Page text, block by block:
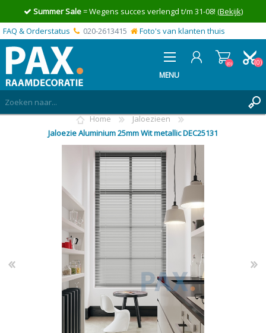
Summer Sale= Wegens succes verlengd t/m 31-08! (Bekijk)
FAQ & Orderstatus
020-2613415 Foto's van klanten thuis
MENU
INLOGGEN
MIJN OFFERTE
(0)
(0)
Home
Jaloezieen
Jaloezie Aluminium 25mm Wit metallic DEC25131